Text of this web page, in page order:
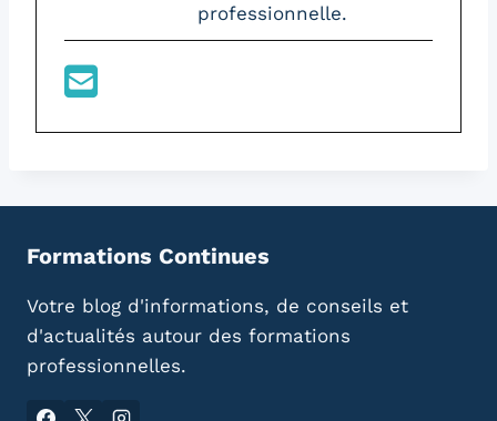
professionnelle.
Formations Continues
Votre blog d'informations, de conseils et
d'actualités autour des formations
professionnelles.